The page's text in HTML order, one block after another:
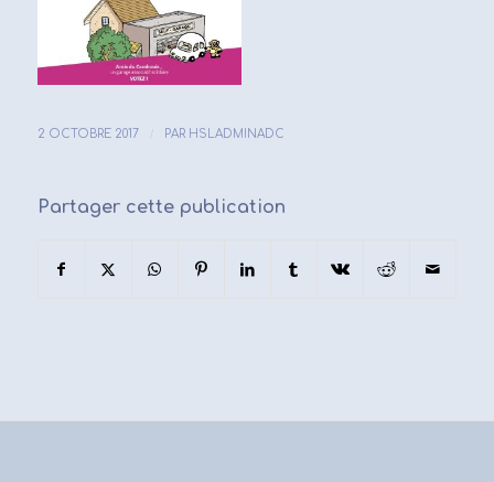
2 OCTOBRE 2017 PAR HSLADMINADC
Partager cette publication